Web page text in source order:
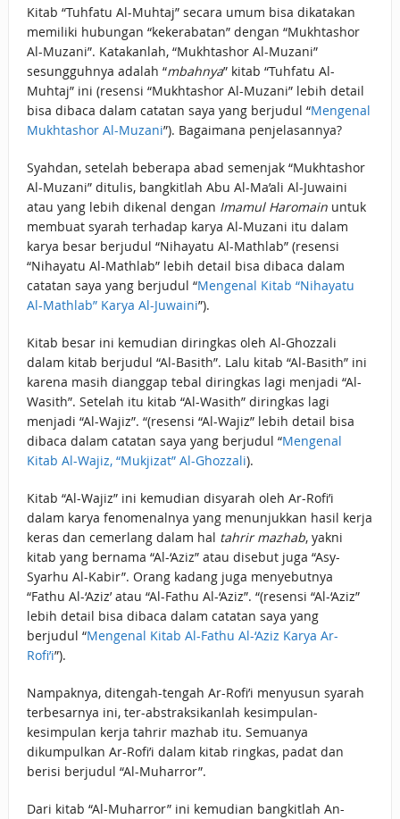
Kitab “Tuhfatu Al-Muhtaj” secara umum bisa dikatakan
memiliki hubungan “kekerabatan” dengan “Mukhtashor
Al-Muzani”. Katakanlah, “Mukhtashor Al-Muzani”
sesungguhnya adalah “mbahnya” kitab “Tuhfatu Al-
Muhtaj” ini (resensi “Mukhtashor Al-Muzani” lebih detail
bisa dibaca dalam catatan saya yang berjudul “Mengenal
Mukhtashor Al-Muzani”). Bagaimana penjelasannya?
Syahdan, setelah beberapa abad semenjak “Mukhtashor
Al-Muzani” ditulis, bangkitlah Abu Al-Ma’ali Al-Juwaini
atau yang lebih dikenal dengan Imamul Haromain untuk
membuat syarah terhadap karya Al-Muzani itu dalam
karya besar berjudul “Nihayatu Al-Mathlab” (resensi
“Nihayatu Al-Mathlab” lebih detail bisa dibaca dalam
catatan saya yang berjudul “Mengenal Kitab “Nihayatu
Al-Mathlab” Karya Al-Juwaini”).
Kitab besar ini kemudian diringkas oleh Al-Ghozzali
dalam kitab berjudul “Al-Basith”. Lalu kitab “Al-Basith” ini
karena masih dianggap tebal diringkas lagi menjadi “Al-
Wasith”. Setelah itu kitab “Al-Wasith” diringkas lagi
menjadi “Al-Wajiz”. “(resensi “Al-Wajiz” lebih detail bisa
dibaca dalam catatan saya yang berjudul “Mengenal
Kitab Al-Wajiz, “Mukjizat” Al-Ghozzali).
Kitab “Al-Wajiz” ini kemudian disyarah oleh Ar-Rofi’i
dalam karya fenomenalnya yang menunjukkan hasil kerja
keras dan cemerlang dalam hal tahrir mazhab, yakni
kitab yang bernama “Al-‘Aziz” atau disebut juga “Asy-
Syarhu Al-Kabir”. Orang kadang juga menyebutnya
“Fathu Al-‘Aziz’ atau “Al-Fathu Al-‘Aziz”. “(resensi “Al-‘Aziz”
lebih detail bisa dibaca dalam catatan saya yang
berjudul “Mengenal Kitab Al-Fathu Al-‘Aziz Karya Ar-
Rofi’i”).
Nampaknya, ditengah-tengah Ar-Rofi’i menyusun syarah
terbesarnya ini, ter-abstraksikanlah kesimpulan-
kesimpulan kerja tahrir mazhab itu. Semuanya
dikumpulkan Ar-Rofi’i dalam kitab ringkas, padat dan
berisi berjudul “Al-Muharror”.
Dari kitab “Al-Muharror” ini kemudian bangkitlah An-